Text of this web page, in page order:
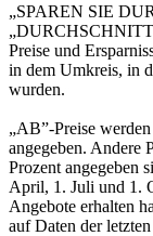
„SPAREN SIE
Preise und
in dem Umkreis, in
wurden.
„AB”-Preise
angegeben. Andere
Prozent angegeben
April, 1. Juli und 1.
Angebote erhalten
auf Daten der